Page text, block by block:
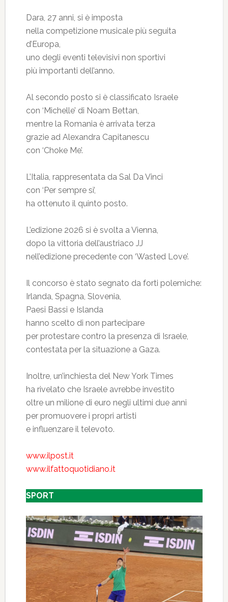
Dara, 27 anni, si è imposta
nella competizione musicale più seguita
d’Europa,
uno degli eventi televisivi non sportivi
più importanti dell’anno.
Al secondo posto si è classificato Israele
con ‘Michelle’ di Noam Bettan,
mentre la Romania è arrivata terza
grazie ad Alexandra Capitanescu
con ‘Choke Me’.
L’Italia, rappresentata da Sal Da Vinci
con ‘Per sempre sì’,
ha ottenuto il quinto posto.
L’edizione 2026 si è svolta a Vienna,
dopo la vittoria dell’austriaco JJ
nell’edizione precedente con ‘Wasted Love’.
Il concorso è stato segnato da forti polemiche:
Irlanda, Spagna, Slovenia,
Paesi Bassi e Islanda
hanno scelto di non partecipare
per protestare contro la presenza di Israele,
contestata per la situazione a Gaza.
Inoltre, un’inchiesta del New York Times
ha rivelato che Israele avrebbe investito
oltre un milione di euro negli ultimi due anni
per promuovere i propri artisti
e influenzare il televoto.
www.ilpost.it
www.ilfattoquotidiano.it
SPORT